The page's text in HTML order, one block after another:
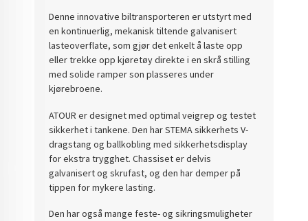
Denne innovative biltransporteren er utstyrt med
en kontinuerlig, mekanisk tiltende galvanisert
lasteoverflate, som gjør det enkelt å laste opp
eller trekke opp kjøretøy direkte i en skrå stilling
med solide ramper son plasseres under
kjørebroene.
ATOUR er designet med optimal veigrep og testet
sikkerhet i tankene. Den har STEMA sikkerhets V-
dragstang og ballkobling med sikkerhetsdisplay
for ekstra trygghet. Chassiset er delvis
galvanisert og skrufast, og den har demper på
tippen for mykere lasting.
Den har også mange feste- og sikringsmuligheter